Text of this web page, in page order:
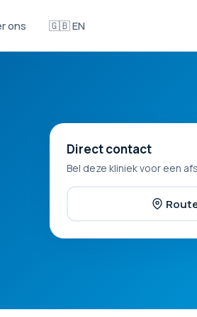
ons 🇬🇧 EN
Direct contact
Bel deze kliniek voor een